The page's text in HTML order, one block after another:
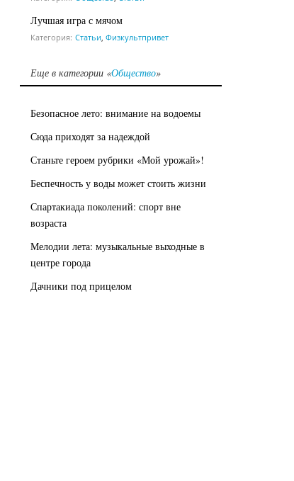
Лучшая игра с мячом
Категория: Статьи Физкультпривет
Еще в категории «Общество»
Безопасное лето: внимание на водоемы
Сюда приходят за надеждой
Станьте героем рубрики «Мой урожай»!
Беспечность у воды может стоить жизни
Спартакиада поколений: спорт вне
возраста
Мелодии лета: музыкальные выходные в
центре города
Дачники под прицелом